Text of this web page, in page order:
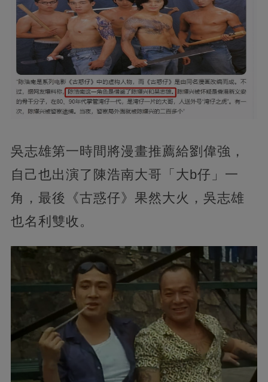
吳志雄第一時間將漫畫推薦給劉偉強，
自己也出演了陳浩南大哥「大b仔」一
角，最後《古惑仔》果然大火，吳志雄
也名利雙收。